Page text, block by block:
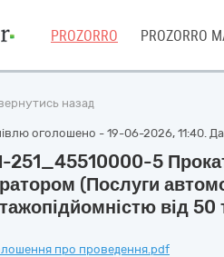
PROZORRO PROZORRO
назад
оголошено - 19-06-2026, 11:40.
251_45510000-5 Прокат
(Послуги
від 50
про проведення.pdf